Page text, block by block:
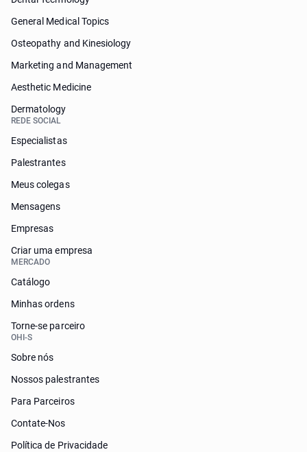
General Medical Topics
Osteopathy and Kinesiology
Marketing and Management
Aesthetic Medicine
Dermatology
REDE SOCIAL
Especialistas
Palestrantes
Meus colegas
Mensagens
Empresas
Criar uma empresa
MERCADO
Catálogo
Minhas ordens
Torne-se parceiro
OHI-S
Sobre nós
Nossos palestrantes
Para Parceiros
Contate-Nos
Política de Privacidade